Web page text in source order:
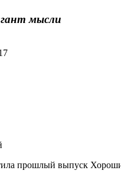
мысли
прошлый выпуск